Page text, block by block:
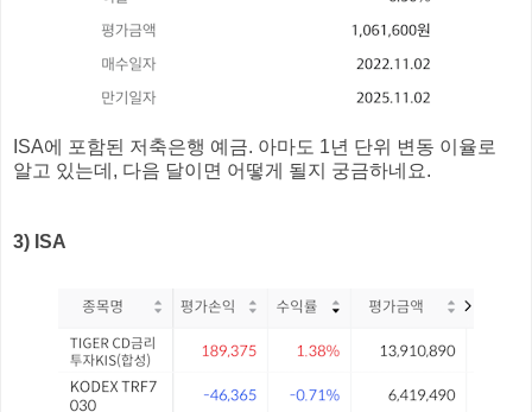
ISA에 포함된 저축은행 예금. 아마도 1년 단위 변동 이율로
알고 있는데, 다음 달이면 어떻게 될지 궁금하네요.
3) ISA